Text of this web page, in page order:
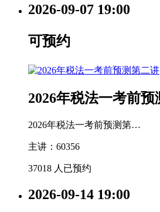
2026-09-07 19:00
可预约
2026年税法一考前
2026年税法一考前预测第…
主讲：60356
37018 人已预约
2026-09-14 19:00